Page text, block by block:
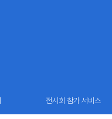
전시회 참가 서비스